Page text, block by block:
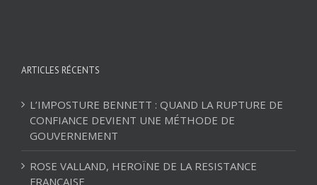
ARTICLES RÉCENTS
L’IMPOSTURE BENNETT : QUAND LA RUPTURE DE
CONFIANCE DEVIENT UNE MÉTHODE DE
GOUVERNEMENT
ROSE VALLAND, HEROÏNE DE LA RESISTANCE
FRANÇAISE